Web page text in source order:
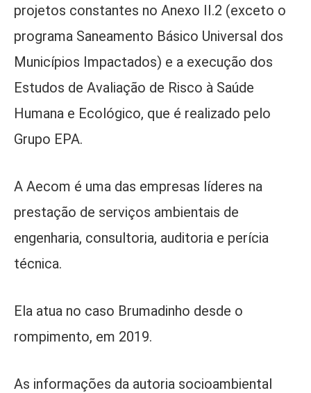
projetos constantes no Anexo II.2 (exceto o
programa Saneamento Básico Universal dos
Municípios Impactados) e a execução dos
Estudos de Avaliação de Risco à Saúde
Humana e Ecológico, que é realizado pelo
Grupo EPA.
A Aecom é uma das empresas líderes na
prestação de serviços ambientais de
engenharia, consultoria, auditoria e perícia
técnica.
Ela atua no caso Brumadinho desde o
rompimento, em 2019.
As informações da autoria socioambiental